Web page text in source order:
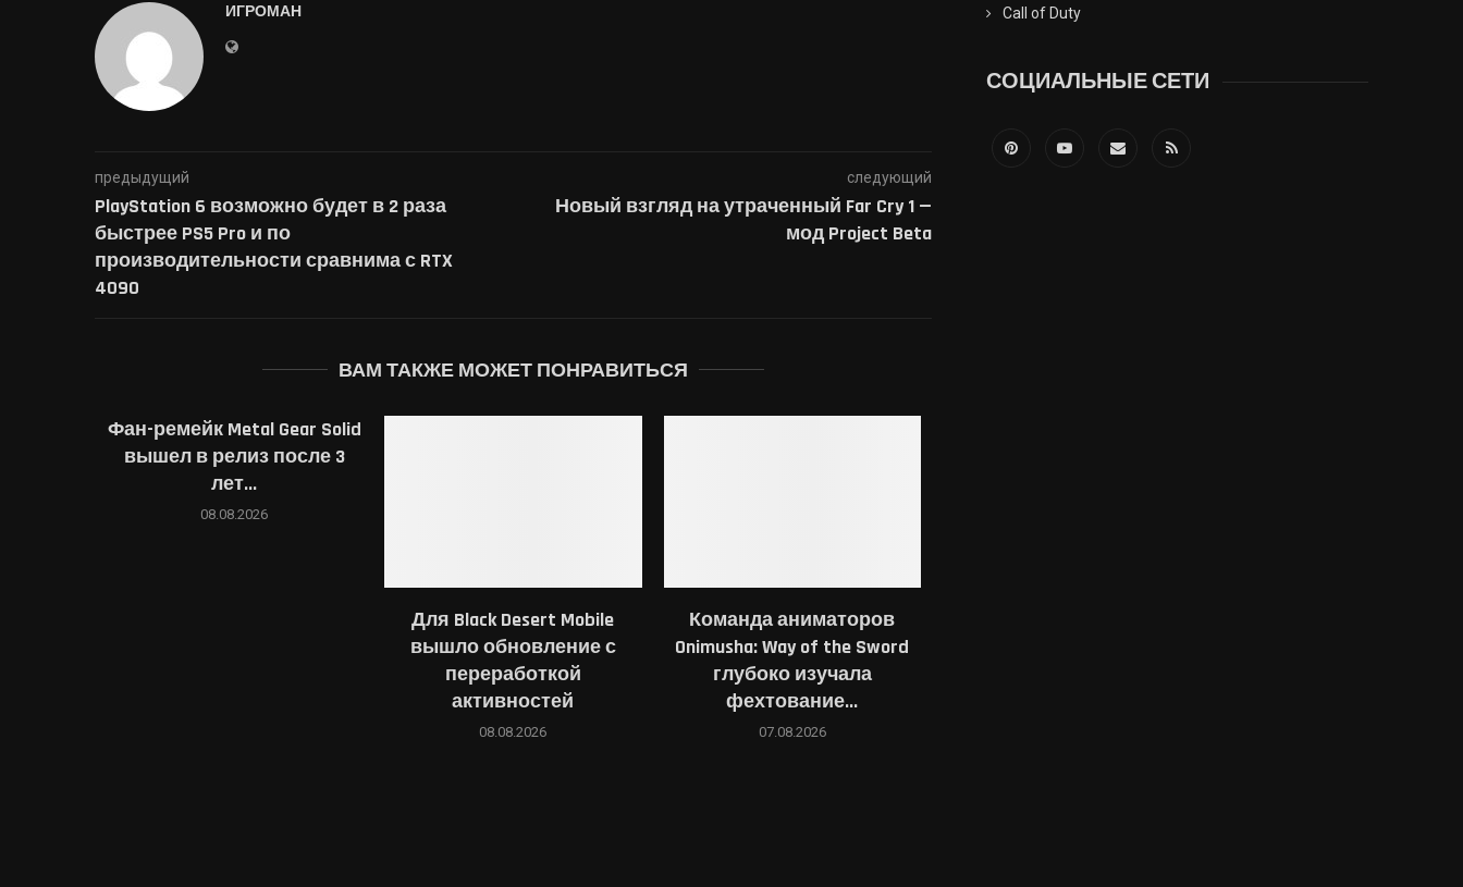
ИГРОМАН
предыдущий
PlayStation 6 возможно будет в 2 раза
быстрее PS5 Pro и по
производительности сравнима с RTX
4090
следующий
Новый взгляд на утраченный Far Cry 1 —
мод Project Beta
ВАМ ТАКЖЕ МОЖЕТ ПОНРАВИТЬСЯ
Фан-ремейк Metal Gear Solid
вышел в релиз после 3
лет...
08.08.2026
Для Black Desert Mobile
вышло обновление с
переработкой
активностей
08.08.2026
Команда аниматоров
Onimusha: Way of the Sword
глубоко изучала
фехтование...
07.08.2026
Call of Duty
СОЦИАЛЬНЫЕ СЕТИ